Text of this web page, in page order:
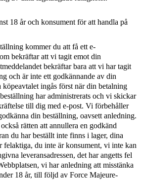
18 år och konsument för att handla på
kommer du att få ett e-
bekräftar att vi tagit emot din
bekräftar bara att vi har tagit
och är inte ett godkännande av din
köpeavtalet ingås först när din betalning
har administrerats och vi skickar
till dig med e-post. Vi förbehåller
din beställning, oavsett anledning.
rätten att annullera en godkänd
du har beställt inte finns i lager, dina
felaktiga, du inte är konsument, vi inte kan
leveransadressen, det har angetts fel
vi har anledning att misstänka
18 år, till följd av Force Majeure-